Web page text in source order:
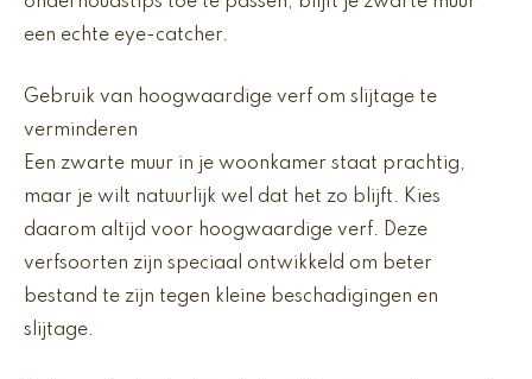
een echte eye-catcher.
Gebruik van hoogwaardige verf om slijtage te
verminderen
Een zwarte muur in je woonkamer staat prachtig,
maar je wilt natuurlijk wel dat het zo blijft. Kies
daarom altijd voor hoogwaardige verf. Deze
verfsoorten zijn speciaal ontwikkeld om beter
bestand te zijn tegen kleine beschadigingen en
slijtage.